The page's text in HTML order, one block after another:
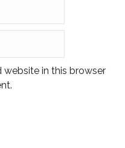
website in this browser